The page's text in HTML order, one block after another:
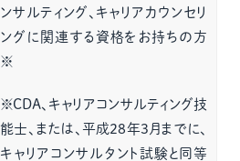
ンサルティング、キャリアカウンセリ
ングに関連する資格をお持ちの方
※
※CDA、キャリアコンサルティング技
能士、または、平成28年3月までに、
キャリアコンサルタント試験と同等